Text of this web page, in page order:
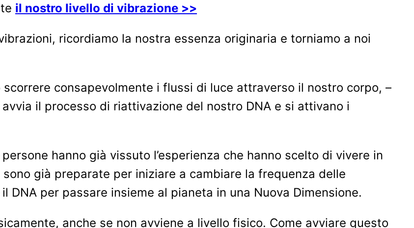
il nostro livello di vibrazione >>
ricordiamo la nostra essenza originaria e torniamo a noi
scorrere consapevolmente i flussi di luce attraverso il nostro corpo, –
il processo di riattivazione del nostro DNA e si attivano i
hanno già vissuto l’esperienza che hanno scelto di vivere in
già preparate per iniziare a cambiare la frequenza delle
DNA per passare insieme al pianeta in una Nuova Dimensione.
anche se non avviene a livello fisico. Come avviare questo